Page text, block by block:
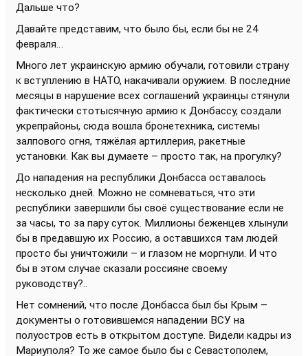
Дальше что?
Давайте представим, что было бы, если бы не 24
февраля…
Много лет украинскую армию обучали, готовили страну
к вступлению в НАТО, накачивали оружием. В последние
месяцы в нарушение всех соглашений украинцы стянули
фактически стотысячную армию к Донбассу, создали
укрепрайоны, сюда вошла бронетехника, системы
залпового огня, тяжёлая артиллерия, ракетные
установки. Как вы думаете – просто так, на прогулку?
До нападения на республики Донбасса оставалось
несколько дней. Можно не сомневаться, что эти
республики завершили бы своё существование если не
за часы, то за пару суток. Миллионы беженцев хлынули
бы в предавшую их Россию, а оставшихся там людей
просто бы уничтожили – и глазом не моргнули. И что
бы в этом случае сказали россияне своему
руководству?..
Нет сомнений, что после Донбасса был бы Крым –
документы о готовившемся нападении ВСУ на
полуостров есть в открытом доступе. Видели кадры из
Мариуполя? То же самое было бы с Севастополем,